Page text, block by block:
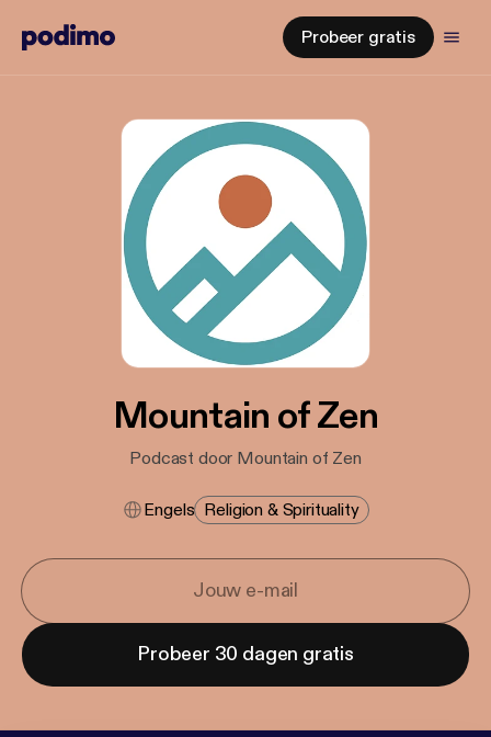
Probeer gratis
Mountain of Zen
Podcast door Mountain of Zen
Engels Religion & Spirituality
Probeer 30 dagen gratis